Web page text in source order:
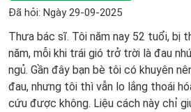
Đã hỏi: Ngày 29-09-2025
Thưa bác sĩ. Tôi năm nay 52 tuổi, bị
năm, mỗi khi trái gió trở trời là đau
ngủ. Gần đây bạn bè tôi có khuyên
đau, nhưng tôi thì vẫn lo lắng thoái
cứu được không. Liệu cách này chỉ